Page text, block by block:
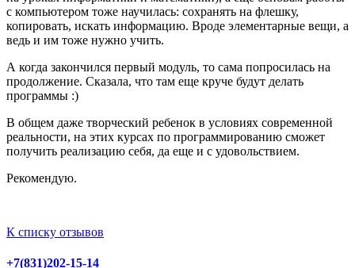
с компьютером тоже научилась: сохранять на флешку,
копировать, искать информацию. Вроде элементарные вещи, а
ведь и им тоже нужно учить.
А когда закончился первый модуль, то сама попросилась на
продолжение. Сказала, что там еще круче будут делать
программы :)
В общем даже творческий ребенок в условиях современной
реальности, на этих курсах по программированию сможет
получить реализацию себя, да еще и с удовольствием.
Рекомендую.
К списку отзывов
+7(831)202-15-14